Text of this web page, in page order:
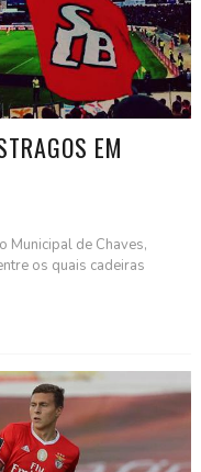
EM
Municipal de Chaves,
os quais cadeiras